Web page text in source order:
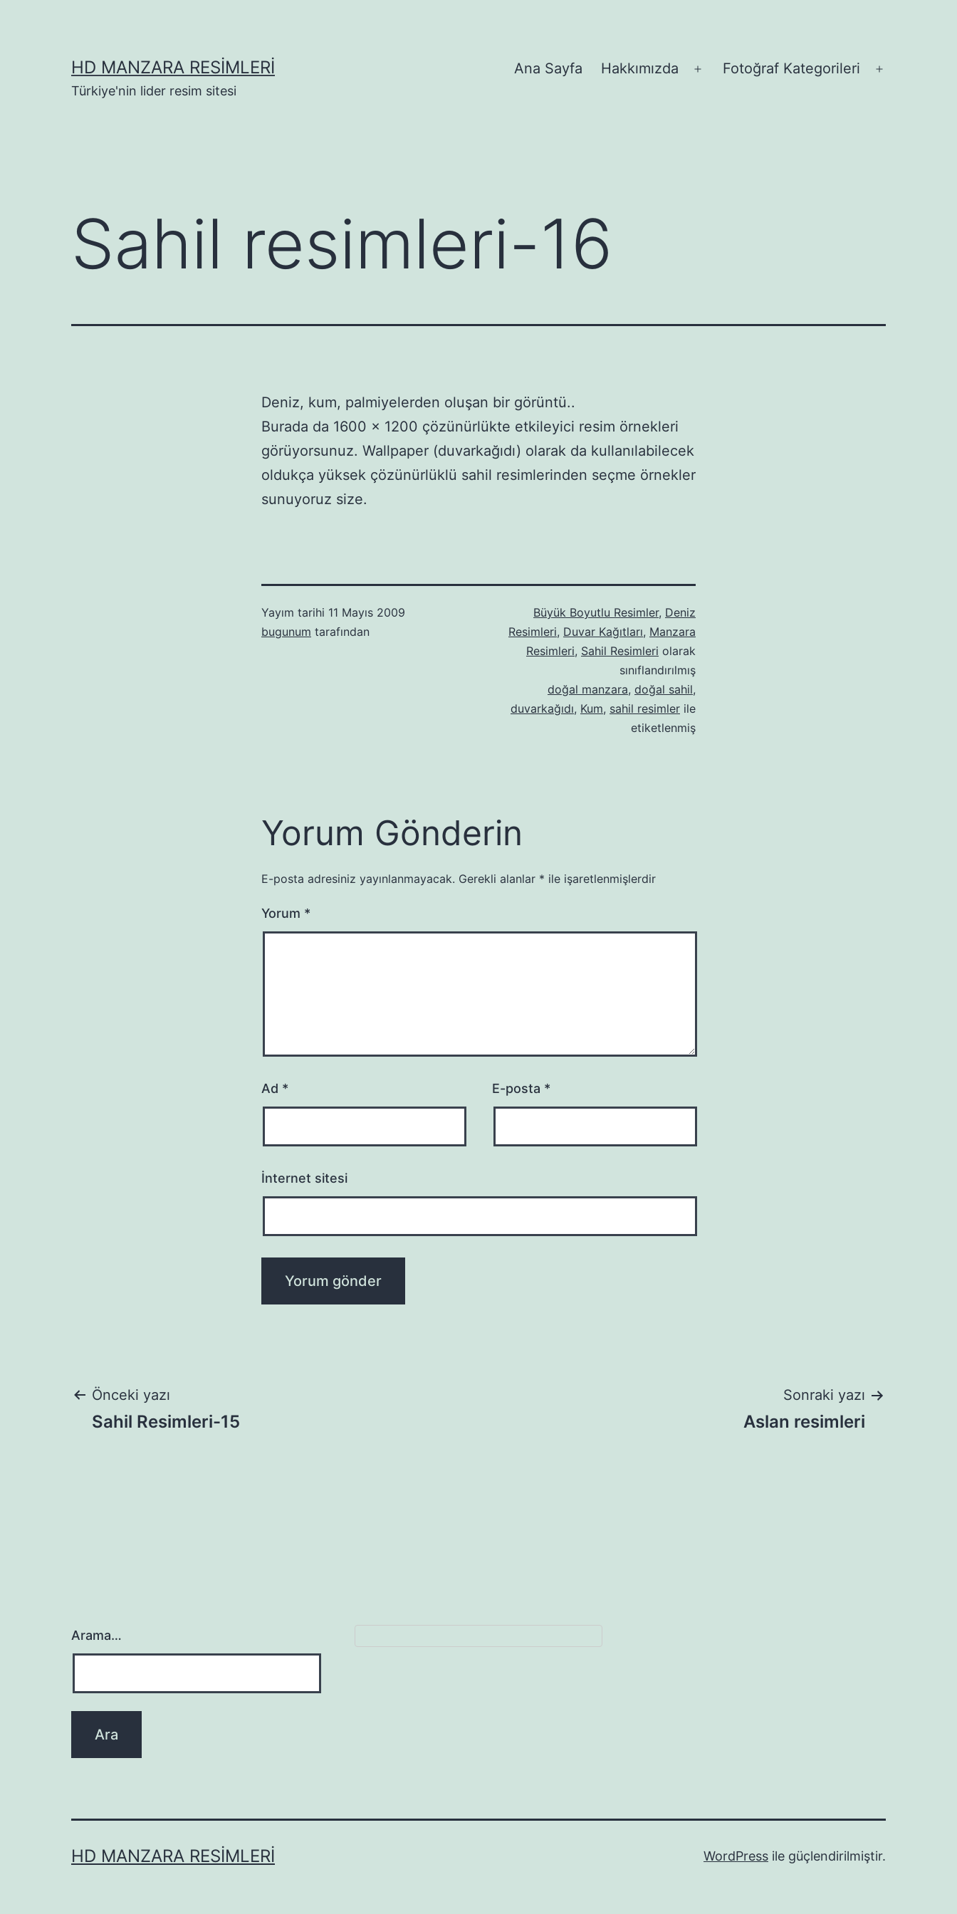
HD MANZARA RESIMLERI
Türkiye'nin lider resim sitesi
Ana Sayfa Hakkımızda
Menüyü
Fotoğraf Kategorileri
Sahil resimleri-16
Deniz, kum, palmiyelerden oluşan bir görüntü..
Burada da 1600 x 1200 çözünürlükte etkileyici resim örnekleri
görüyorsunuz. Wallpaper (duvarkağıdı) olarak da kullanılabilecek
oldukça yüksek çözünürlüklü sahil resimlerinden seçme örnekler
sunuyoruz size.
Yayım tarihi 11 Mayıs 2009
bugunum tarafından
Büyük Boyutlu Resimler, Deniz
Resimleri, Duvar Kağıtları, Manzara
Resimleri, Sahil Resimleri olarak
sınıflandırılmış
doğal manzara, doğal sahil,
duvarkağıdı, Kum, sahil resimler ile
etiketlenmiş
Yorum Gönderin
E-posta adresiniz yayınlanmayacak. Gerekli alanlar * ile işaretlenmişlerdir
Yorum *
Ad * E-posta *
İnternet sitesi
Yazı
Önceki yazı
Sahil Resimleri-15
Sonraki yazı
Aslan resimleri
Arama…
HD MANZARA RESIMLERI WordPress ile güçlendirilmiştir.